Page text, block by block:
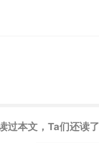
过本文，Ta们还读了